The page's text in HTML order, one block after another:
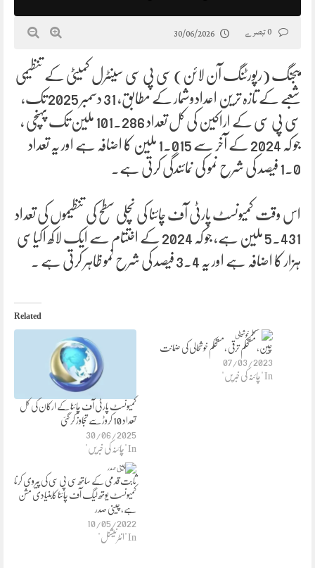
30/06/2026
بیجنگ (رپورٹنگ آن لائن) سی پی سی سینٹرل کمیٹی کے تنظیمی
شعبے کے تازہ ترین اعدادوشمار کے مطابق، 31 دسمبر 2025 تک،
سی پی سی کے اراکین کی کل تعداد 101.286 ملین تک پہنچی ،
جو کہ 2024 کے آخر سے 1.015 ملین کا اضافہ ہے اور یہ تعداد
1.0 فیصد کی شرح نمو کی نمائندگی کرتی ہے۔
اس وقت کمیونسٹ پارٹی آف چائنا کی نچلی سطح کی تنظیموں کی تعداد
5.431 ملین ہے، جو کہ 2024 کے اختتام سے ایک لاکھ اکیاسی
ہزار کا اضافہ ہے اور یہ 3.4 فیصد کی شرح نمو ظاہر کرتی ہے ۔
Related
کمیونسٹ پارٹی آف چائنا کے ارکان کی کل
تعداد 10 کروڑ سے تجاوز کر گئی
30/06/2025
In "چائنہ کی خبریں"
چین، مستحکم ترقی ،مستحکم خوشحالی کی ضمانت
07/03/2023
In "چائنہ کی خبریں"
ثابت قدمی کے ساتھ سی پی سی کی پیروی کرنا
کمیونسٹ یوتھ لیگ آف چائنا کابنیادی مشن
ہے، چینی صدر
10/05/2022
In "انٹرنیشنل"